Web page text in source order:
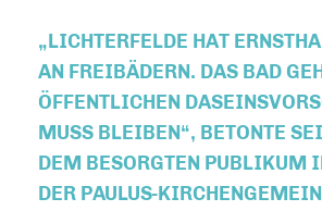
LICHTERFELDE HAT
AN FREIBÄDERN. DAS BAD
ÖFFENTLICHEN
MUSS BLEIBEN“, BETONTE
DEM BESORGTEN PUBLIKUM
DER PAULUS-